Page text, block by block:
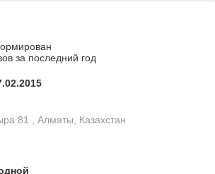
за последний год
81 , Алматы, Казахстан